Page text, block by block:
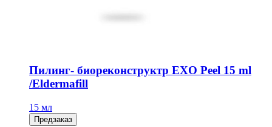
Пилинг- биореконструктр EXO Peel 15 ml
/Eldermafill
15 мл
Предзаказ